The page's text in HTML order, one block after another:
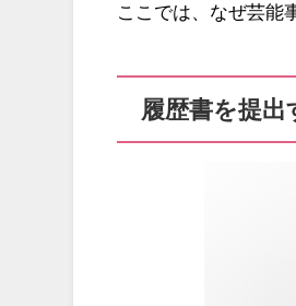
ここでは、なぜ芸能
履歴書を提出